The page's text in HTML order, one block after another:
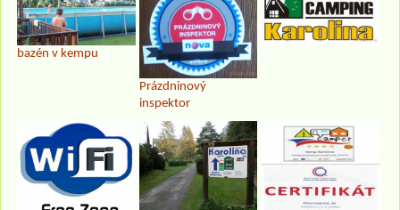
bazén v kempu
Prázdninový
inspektor